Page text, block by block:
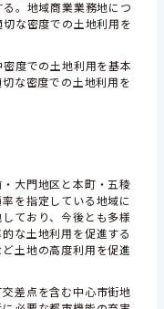
。地域商業業務地につ
な密度での土地利用を
度での土地利用を基本
な密度での土地利用を
大門地区と本町・五稜
を指定している地域に
ており、今後とも多様
な土地利用を促進する
土地の高度利用を促進
差点を含む中心市街地